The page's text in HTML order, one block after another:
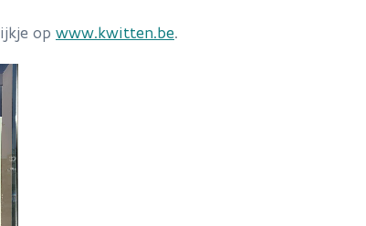
op www.kwitten.be.